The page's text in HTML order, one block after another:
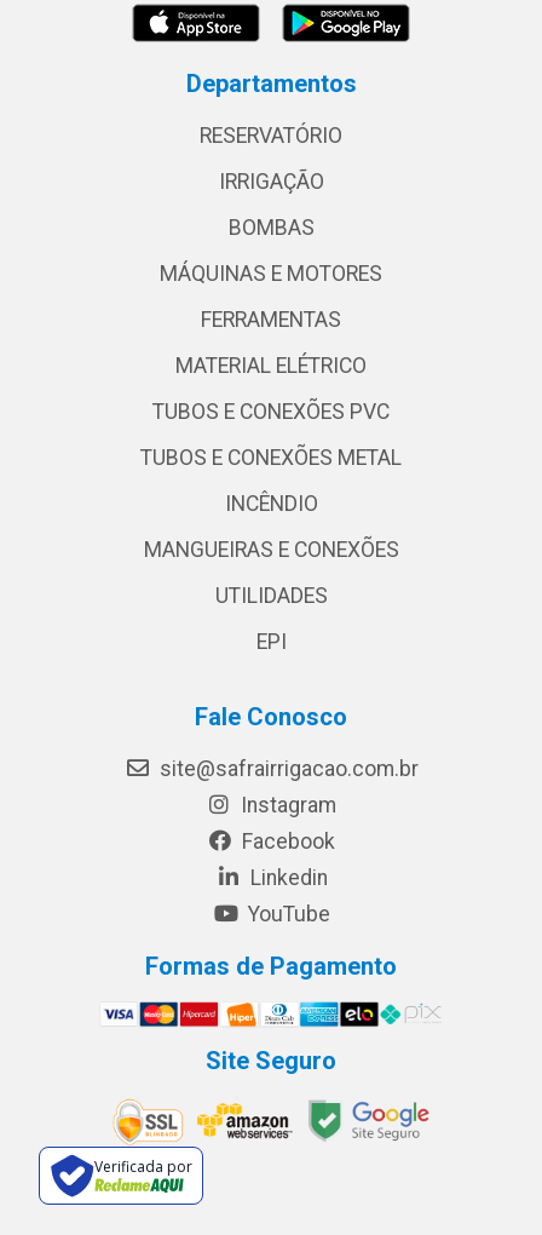
Departamentos
RESERVATÓRIO
IRRIGAÇÃO
BOMBAS
MÁQUINAS E MOTORES
FERRAMENTAS
MATERIAL ELÉTRICO
TUBOS E CONEXÕES PVC
TUBOS E CONEXÕES METAL
INCÊNDIO
MANGUEIRAS E CONEXÕES
UTILIDADES
EPI
Fale Conosco
site@safrairrigacao.com.br
Instagram
Facebook
Linkedin
YouTube
Formas de Pagamento
Site Seguro
Verificada por